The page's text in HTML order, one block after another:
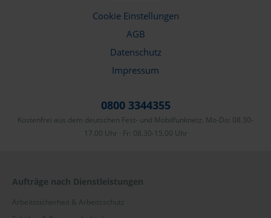
Cookie Einstellungen
AGB
Datenschutz
Impressum
0800 3344355
Kostenfrei aus dem deutschen Fest- und Mobilfunknetz. Mo-Do: 08.30-
17.00 Uhr · Fr: 08.30-15.00 Uhr
Aufträge nach Dienstleistungen
Arbeitssicherheit & Arbeitsschutz